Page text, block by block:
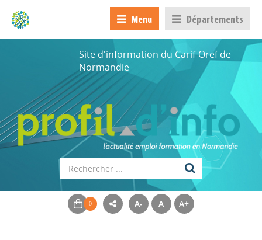
Menu Départements
Site d'information du Carif-Oref de
Normandie
A- A A+